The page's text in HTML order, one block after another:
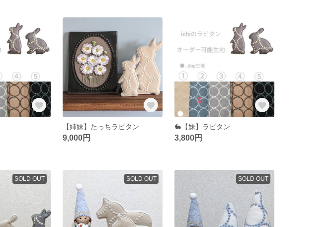
【姉妹】たっちラビタン
9,000円
🐇【妹】ラビタン
3,800円
SOLD OUT SOLD OUT SOLD OUT